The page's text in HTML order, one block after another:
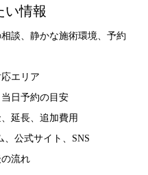
い情報
談、静かな施術環境、予約
エリア
日予約の目安
延長、追加費用
公式サイト、SNS
流れ